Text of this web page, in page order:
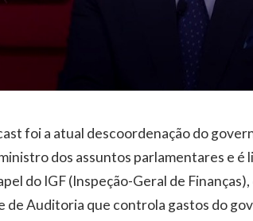
foi a atual descoordenação do
dos assuntos parlamentares e é
do IGF (Inspeção-Geral de
de Auditoria que controla gastos do